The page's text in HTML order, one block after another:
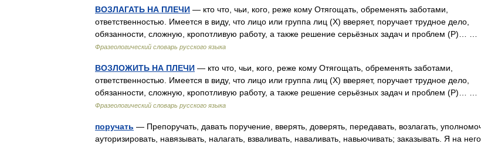
ВОЗЛАГАТЬ НА ПЛЕЧИ — кто что, чьи, кого, реже кому Отягощать, обременять заботами,
ответственностью. Имеется в виду, что лицо или группа лиц (X) вверяет, поручает трудное дело,
обязанности, сложную, кропотливую работу, а также решение серьёзных задач и проблем (Р)… …
Фразеологический словарь русского языка
ВОЗЛОЖИТЬ НА ПЛЕЧИ — кто что, чьи, кого, реже кому Отягощать, обременять заботами,
ответственностью. Имеется в виду, что лицо или группа лиц (X) вверяет, поручает трудное дело,
обязанности, сложную, кропотливую работу, а также решение серьёзных задач и проблем (Р)… …
Фразеологический словарь русского языка
поручать — Препоручать, давать поручение, вверять, доверять, передавать, возлагать,
ауторизировать, навязывать, налагать, взваливать, наваливать, навьючивать; заказывать. Я на него